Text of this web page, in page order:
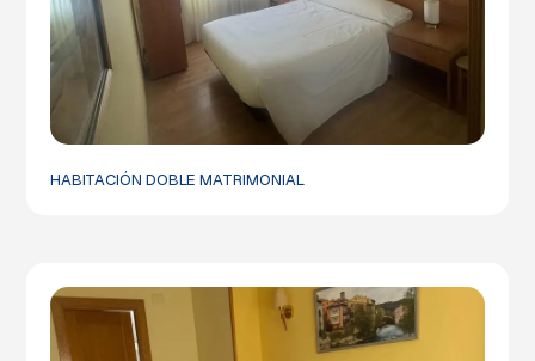
HABITACIÓN DOBLE MATRIMONIAL